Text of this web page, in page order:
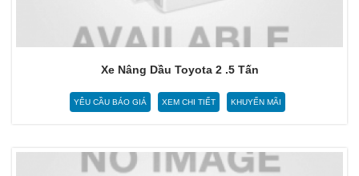
Xe Nâng Dầu Toyota 2 .5 Tấn
YÊU CẦU BÁO GIÁ XEM CHI TIẾT KHUYẾN MÃI